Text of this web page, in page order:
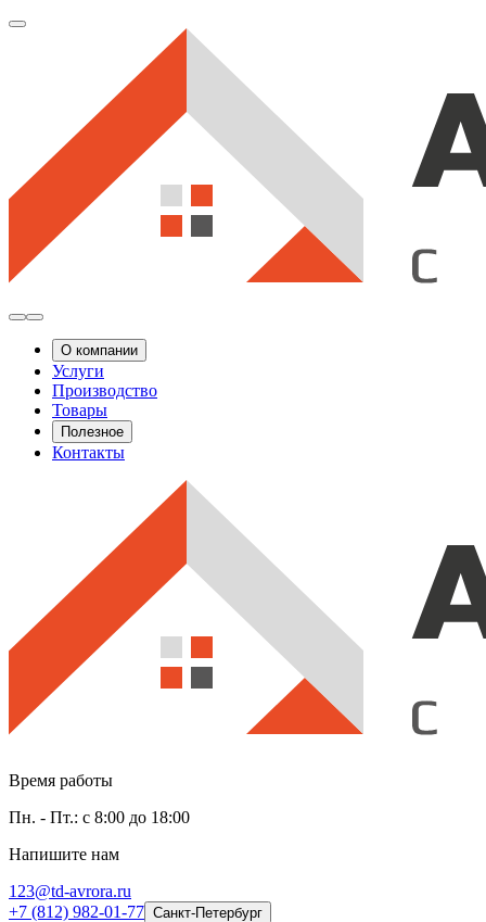
О компании
Услуги
Производство
Товары
Полезное
Контакты
Время работы
Пн. - Пт.: с 8:00 до 18:00
Напишите нам
123@td-avrora.ru
+7 (812) 982-01-77 Санкт-Петербург